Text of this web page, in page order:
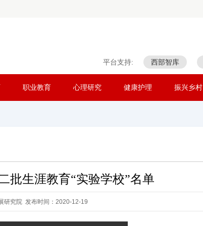
平台支持: 西部智库
职业教育 心理研究 健康护理 振兴乡村
批生涯教育“实验学校”名单
研究院 发布时间：2020-12-19